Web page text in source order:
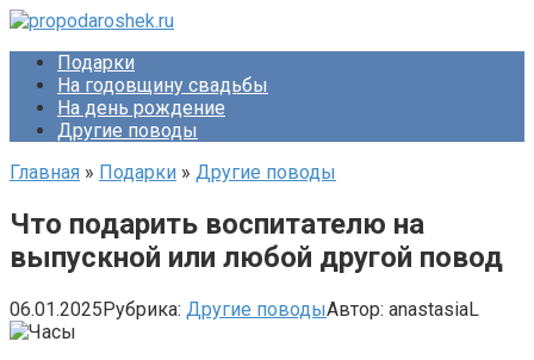
Перейти
контентуПодарки
На годовщину свадьбы
На день рождение
Другие поводы
Главная » Подарки » Другие поводы
Что подарить воспитателю на
выпускной или любой другой повод
06.01.2025Рубрика: Другие поводыАвтор: anastasiaL